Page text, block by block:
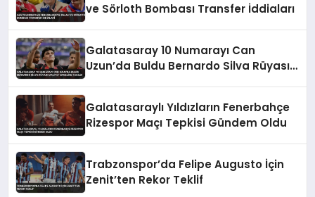
ve Sörloth Bombası Transfer İddiaları
Galatasaray 10 Numarayı Can
Uzun’da Buldu Bernardo Silva Rüyası
Galatasaraylı Yıldızların Fenerbahçe
Rizespor Maçı Tepkisi Gündem Oldu
Trabzonspor’da Felipe Augusto İçin
Zenit’ten Rekor Teklif